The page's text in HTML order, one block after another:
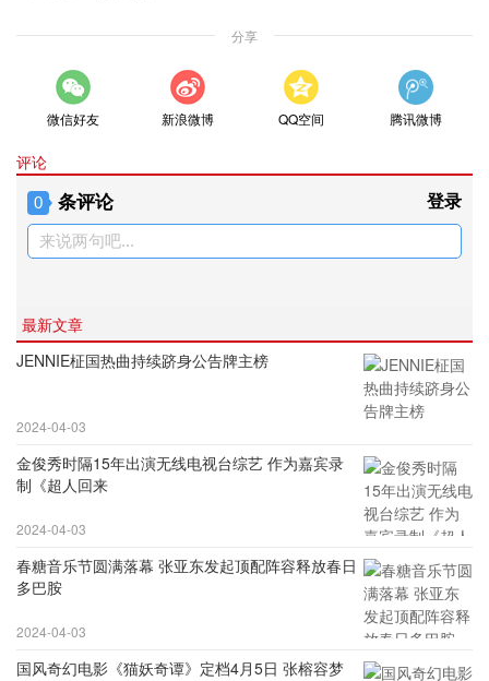
分享
微信好友 新浪微博 QQ空间 腾讯微博
评论
0 条评论 登录
来说两句吧...
最新文章
JENNIE柾国热曲持续跻身公告牌主榜
2024-04-03
金俊秀时隔15年出演无线电视台综艺 作为嘉宾录
制《超人回来
2024-04-03
春糖音乐节圆满落幕 张亚东发起顶配阵容释放春日
多巴胺
2024-04-03
国风奇幻电影《猫妖奇谭》定档4月5日 张榕容梦